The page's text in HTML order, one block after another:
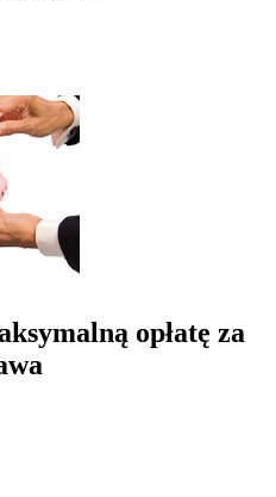
opłatę za